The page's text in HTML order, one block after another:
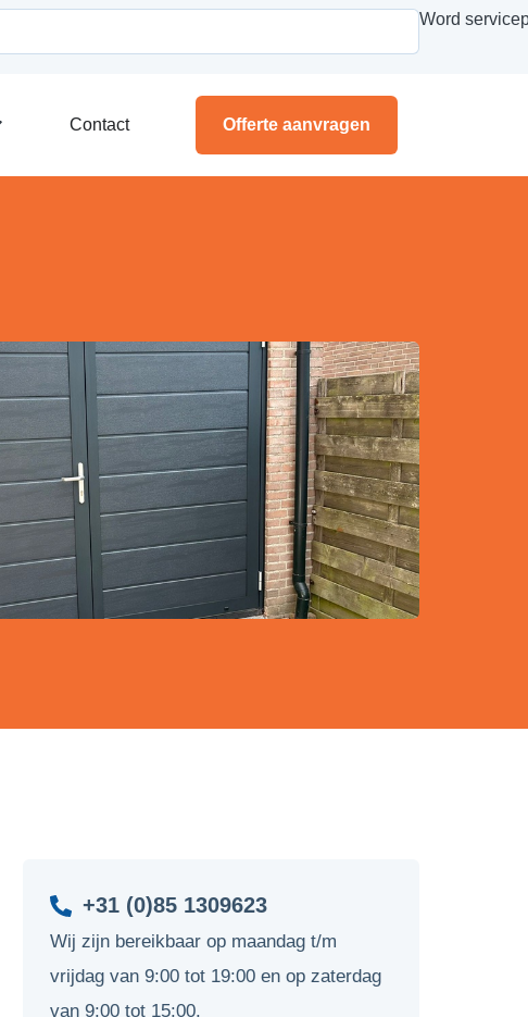
Word
Contact Offerte aanvragen
+31 (0)85 1309623
Wij zijn bereikbaar op maandag t/m
vrijdag van 9:00 tot 19:00 en op zaterdag
van 9:00 tot 15:00.